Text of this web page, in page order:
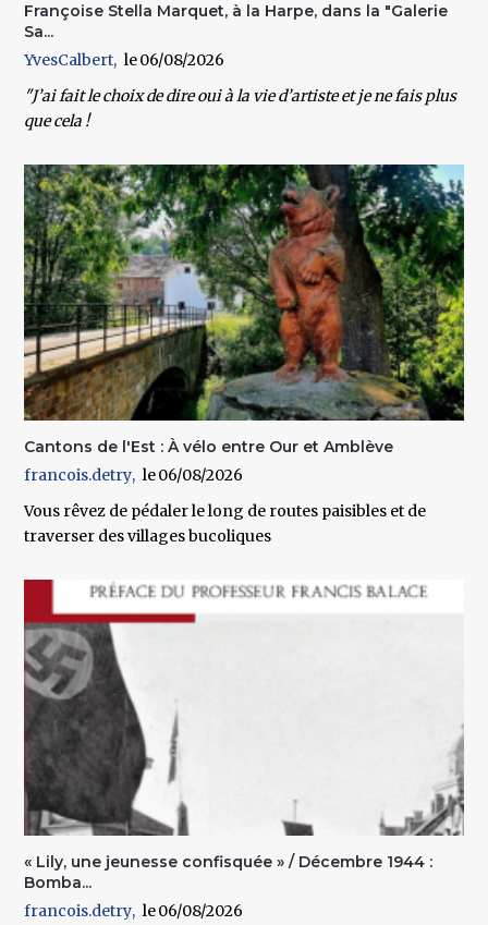
Françoise Stella Marquet, à la Harpe, dans la "Galerie
Sa...
YvesCalbert
06/08/2026
"J’ai fait le choix de dire oui à la vie d’artiste et je ne fais plus
que cela !
Cantons de l'Est : À vélo entre Our et Amblève
francois.detry
06/08/2026
Vous rêvez de pédaler le long de routes paisibles et de
traverser des villages bucoliques
« Lily, une jeunesse confisquée » / Décembre 1944 :
Bomba...
francois.detry
06/08/2026